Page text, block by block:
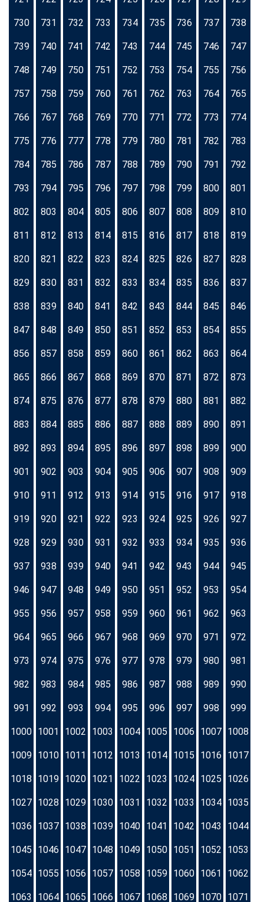
730 731 732 733 734 735 736 737 738
739 740 741 742 743 744 745 746 747
748 749 750 751 752 753 754 755 756
757 758 759 760 761 762 763 764 765
766 767 768 769 770 771 772 773 774
775 776 777 778 779 780 781 782 783
784 785 786 787 788 789 790 791 792
793 794 795 796 797 798 799 800 801
802 803 804 805 806 807 808 809 810
811 812 813 814 815 816 817 818 819
820 821 822 823 824 825 826 827 828
829 830 831 832 833 834 835 836 837
838 839 840 841 842 843 844 845 846
847 848 849 850 851 852 853 854 855
856 857 858 859 860 861 862 863 864
865 866 867 868 869 870 871 872 873
874 875 876 877 878 879 880 881 882
883 884 885 886 887 888 889 890 891
892 893 894 895 896 897 898 899 900
901 902 903 904 905 906 907 908 909
910 911 912 913 914 915 916 917 918
919 920 921 922 923 924 925 926 927
928 929 930 931 932 933 934 935 936
937 938 939 940 941 942 943 944 945
946 947 948 949 950 951 952 953 954
955 956 957 958 959 960 961 962 963
964 965 966 967 968 969 970 971 972
973 974 975 976 977 978 979 980 981
982 983 984 985 986 987 988 989 990
991 992 993 994 995 996 997 998 999
1000 1001 1002 1003 1004 1005 1006 1007 1008
1009 1010 1011 1012 1013 1014 1015 1016 1017
1018 1019 1020 1021 1022 1023 1024 1025 1026
1027 1028 1029 1030 1031 1032 1033 1034 1035
1036 1037 1038 1039 1040 1041 1042 1043 1044
1045 1046 1047 1048 1049 1050 1051 1052 1053
1054 1055 1056 1057 1058 1059 1060 1061 1062
1063 1064 1065 1066 1067 1068 1069 1070 1071